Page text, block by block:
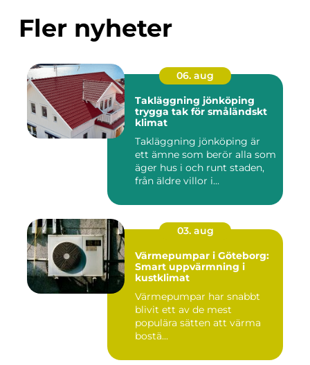
Fler nyheter
06. aug
Takläggning jönköping
trygga tak för småländskt
klimat
Takläggning jönköping är
ett ämne som berör alla som
äger hus i och runt staden,
från äldre villor i...
03. aug
Värmepumpar i Göteborg:
Smart uppvärmning i
kustklimat
Värmepumpar har snabbt
blivit ett av de mest
populära sätten att värma
bostä...